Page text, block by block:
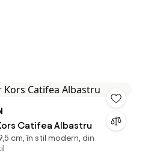
Catifea Albastru
cm, în stil modern, din